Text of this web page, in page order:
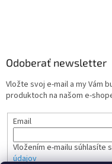
Odoberať newsletter
Vložte svoj e-mail a my Vám
produktoch na našom e-
Email
Vložením e-mailu súhlasíte s
údajov